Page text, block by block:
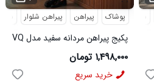
پوشاک پیراهن پیراهن شلوار
پکیج پیراهن مردانه سفید مدل VQ
شلوار مردانه مشکی مدل MOBIN
۱,۴۹۸,۰۰۰ تومان
خرید سریع
شلوار مردانه